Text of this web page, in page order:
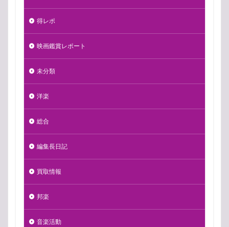
得レポ
映画鑑賞レポート
未分類
洋楽
総合
編集長日記
買取情報
邦楽
音楽活動